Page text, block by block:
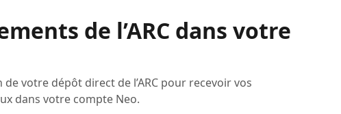
de l’ARC dans votre
votre dépôt direct de l’ARC pour recevoir vos
dans votre compte Neo.